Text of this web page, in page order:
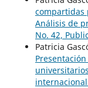
compartidas
Análisis de
No. 42,
Patricia
Presentación